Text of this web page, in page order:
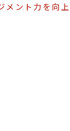
メント力を向